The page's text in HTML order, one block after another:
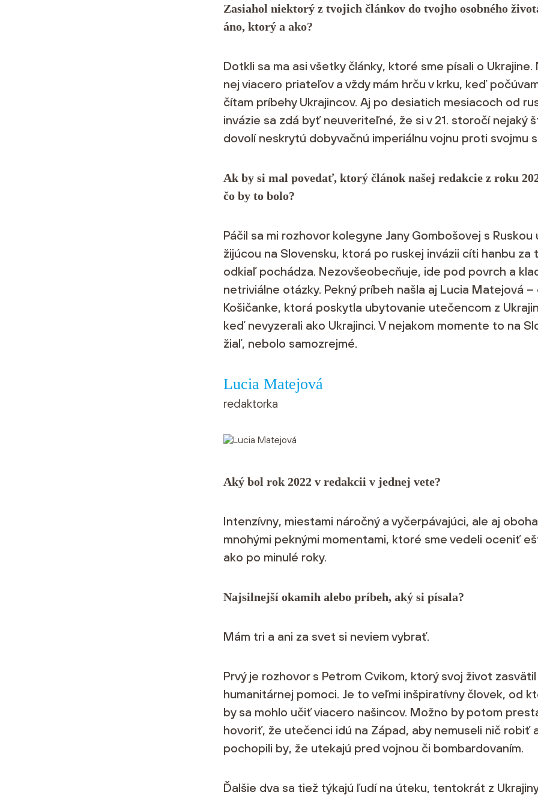
Zasiahol niektorý z tvojich článkov do tvojho osobného
áno, ktorý a ako?
Dotkli sa ma asi všetky články, ktoré sme písali o Ukrajine.
nej viacero priateľov a vždy mám hrču v krku, keď
čítam príbehy Ukrajincov. Aj po desiatich mesiacoch od
invázie sa zdá byť neuveriteľné, že si v 21. storočí nejaký
dovolí neskrytú dobyvačnú imperiálnu vojnu proti svojmu
Ak by si mal povedať, ktorý článok našej redakcie z roku
čo by to bolo?
Páčil sa mi rozhovor kolegyne Jany Gombošovej s Ruskou
žijúcou na Slovensku, ktorá po ruskej invázii cíti hanbu za
odkiaľ pochádza. Nezovšeobecňuje, ide pod povrch a
netriviálne otázky. Pekný príbeh našla aj Lucia Matejová –
Košičanke, ktorá poskytla ubytovanie utečencom z
keď nevyzerali ako Ukrajinci. V nejakom momente to na
žiaľ, nebolo samozrejmé.
Lucia Matejová
redaktorka
Aký bol rok 2022 v redakcii v jednej vete?
Intenzívny, miestami náročný a vyčerpávajúci, ale aj
mnohými peknými momentami, ktoré sme vedeli oceniť
ako po minulé roky.
Najsilnejší okamih alebo príbeh, aký si písala?
Mám tri a ani za svet si neviem vybrať.
Prvý je rozhovor s Petrom Cvikom, ktorý svoj život zasvätil
humanitárnej pomoci. Je to veľmi inšpiratívny človek, od
by sa mohlo učiť viacero našincov. Možno by potom
hovoriť, že utečenci idú na Západ, aby nemuseli nič robiť
pochopili by, že utekajú pred vojnou či bombardovaním.
Ďalšie dva sa tiež týkajú ľudí na úteku, tentokrát z